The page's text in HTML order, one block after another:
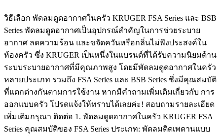
วิธีเลือก พัดลมดูดอากาศในครัว KRUGER FSA Series และ BSB
Series พัดลมดูดอากาศเป็นอุปกรณ์สำคัญในการช่วยระบาย
อากาศ ลดความร้อน และขจัดควันหรือกลิ่นไม่พึงประสงค์ใน
ห้องครัว ซึ่ง KRUGER เป็นหนึ่งในแบรนด์ที่ได้รับความนิยมด้าน
ระบบระบายอากาศที่มีคุณภาพสูง โดยมีพัดลมดูดอากาศในครัว
หลายประเภท รวมถึง FSA Series และ BSB Series ซึ่งมีคุณสมบัติ
ที่แตกต่างกันตามการใช้งาน หากมีคำถามเพิ่มเติมเกี่ยวกับ การ
ออกแบบครัว โปรดแจ้งให้ทราบได้เลยค่ะ! สอบถามรายละเอียด
เพิ่มเติมกรุณา ติดต่อ 1. พัดลมดูดอากาศในครัว KRUGER FSA
Series คุณสมบัติของ FSA Series ประเภท: พัดลมติดเพดานแบบ